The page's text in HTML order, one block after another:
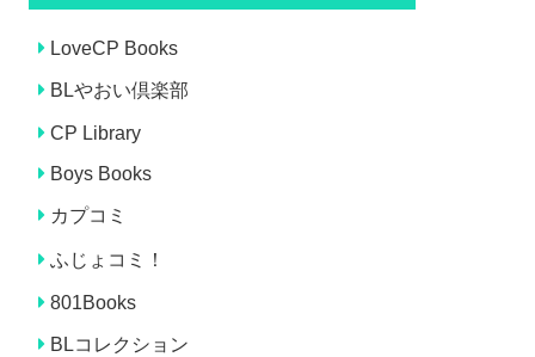
LoveCP Books
BLやおい倶楽部
CP Library
Boys Books
カプコミ
ふじょコミ！
801Books
BLコレクション